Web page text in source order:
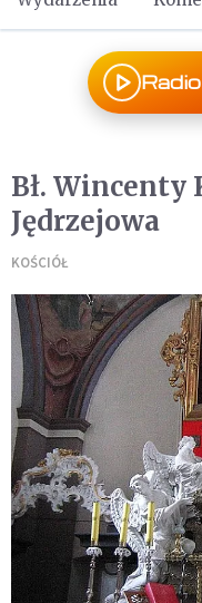
Bł. Wincenty
Jędrzejowa
KOŚCIÓŁ